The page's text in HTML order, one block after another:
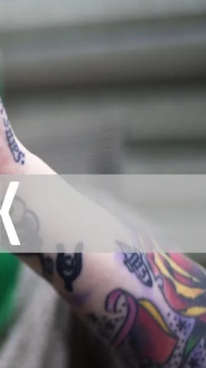
Авто